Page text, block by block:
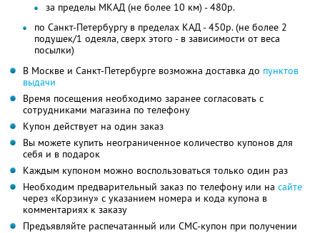
за пределы МКАД (не более 10 км) - 480р.
по Санкт-Петербургу в пределах КАД - 450р. (не более 2
подушек/1 одеяла, сверх этого - в зависимости от веса
посылки)
В Москве и Санкт-Петербурге возможна доставка до пунктов
выдачи
Время посещения необходимо заранее согласовать с
сотрудниками магазина по телефону
Купон действует на один заказ
Вы можете купить неограниченное количество купонов для
себя и в подарок
Каждым купоном можно воспользоваться только один раз
Необходим предварительный заказ по телефону или на сайте
через «Корзину» с указанием номера и кода купона в
комментариях к заказу
Предъявляйте распечатанный или СМС-купон при получении